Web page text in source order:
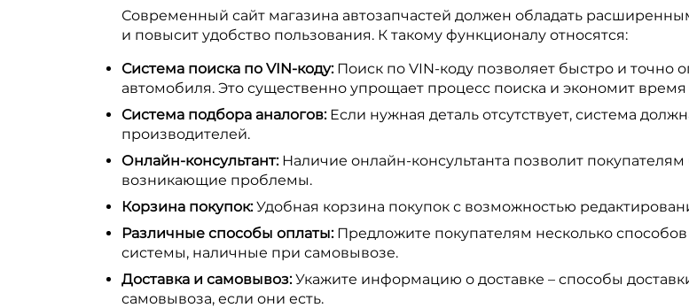
Современный сайт магазина автозапчастей должен обладать
и повысит удобство пользования. К такому функционалу относятся:
Система поиска по VIN-коду:Поиск по VIN-коду позволяет быстро и точно
автомобиля. Это существенно упрощает процесс поиска и экономит время
Система подбора аналогов:Если нужная деталь отсутствует, система
производителей.
Онлайн-консультант:Наличие онлайн-консультанта позволит
возникающие проблемы.
Корзина покупок:Удобная корзина покупок с возможностью
Различные способы оплаты:Предложите покупателям несколько
системы, наличные при самовывозе.
Доставка и самовывоз:Укажите информацию о доставке – способы
самовывоза, если они есть.